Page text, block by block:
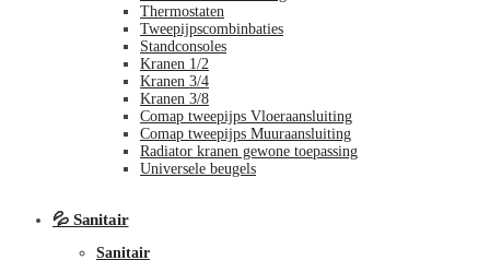
Thermostaten
Tweepijpscombinbaties
Standconsoles
Kranen 1/2
Kranen 3/4
Kranen 3/8
Comap tweepijps Vloeraansluiting
Comap tweepijps Muuraansluiting
Radiator kranen gewone toepassing
Universele beugels
💦 Sanitair
Sanitair